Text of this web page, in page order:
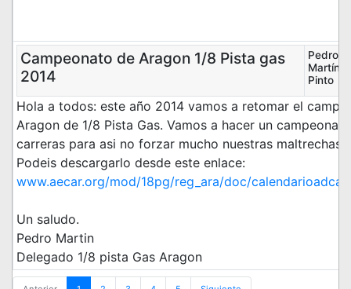
Campeonato de Aragon 1/8 Pista gas
2014
Pedro
Martín
Pinto
Hola a todos: este año 2014 vamos a retomar el
Aragon de 1/8 Pista Gas. Vamos a hacer un
carreras para asi no forzar mucho nuestras maltrechas
Podeis descargarlo desde este enlace:
www.aecar.org/mod/18pg/reg_ara/doc/
Un saludo.
Pedro Martin
Delegado 1/8 pista Gas Aragon